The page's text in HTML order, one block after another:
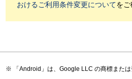
おけるご利用条件変更についてをご
「Android」は、Google LLC の商標または